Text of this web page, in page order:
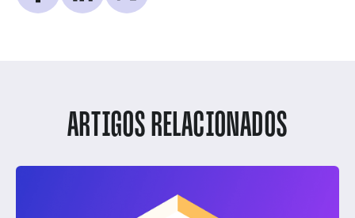
ARTIGOS RELACIONADOS